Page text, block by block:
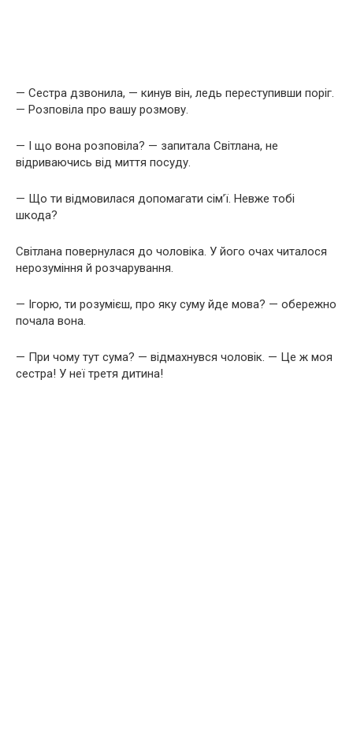
— Сестра дзвонила, — кинув він, ледь переступивши поріг.
— Розповіла про вашу розмову.
— І що вона розповіла? — запитала Світлана, не
відриваючись від миття посуду.
— Що ти відмовилася допомагати сім’ї. Невже тобі
шкода?
Світлана повернулася до чоловіка. У його очах читалося
нерозуміння й розчарування.
— Ігорю, ти розумієш, про яку суму йде мова? — обережно
почала вона.
— При чому тут сума? — відмахнувся чоловік. — Це ж моя
сестра! У неї третя дитина!